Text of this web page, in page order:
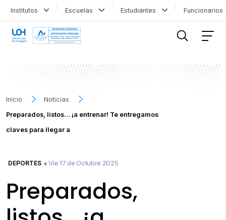
Institutos Escuelas Estudiantes
Inicio
Noticias
Preparados, listos… ¡a entrenar! Te entregamos
claves para llegar a
DEPORTES ● Vie 17 de Octubre 2025
Preparados,